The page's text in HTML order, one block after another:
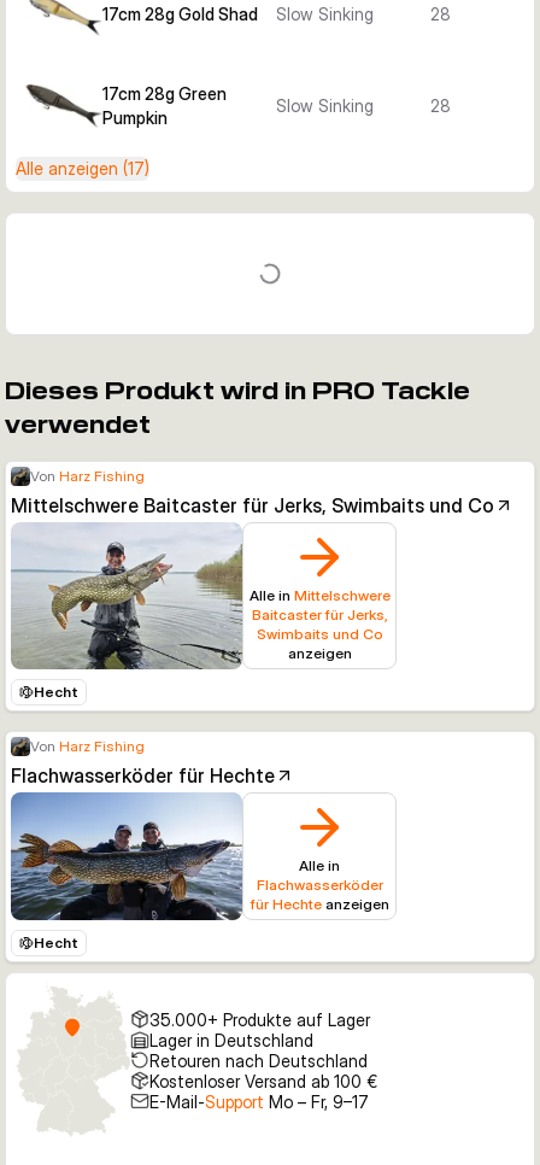
17cm 28g Gold Shad Slow Sinking 28
17cm 28g Green
Pumpkin
Slow Sinking 28
Alle anzeigen (17)
Dieses Produkt wird in PRO Tackle
verwendet
Von Harz Fishing
Mittelschwere Baitcaster für Jerks, Swimbaits und Co
Alle in Mittelschwere
Baitcaster für Jerks,
Swimbaits und Co
anzeigen
Hecht
Von Harz Fishing
Flachwasserköder für Hechte
Alle in
Flachwasserköder
für Hechteanzeigen
Hecht
35.000+ Produkte auf Lager
Lager in Deutschland
Retouren nach Deutschland
Kostenloser Versand ab 100 €
E-Mail-Support Mo – Fr, 9–17